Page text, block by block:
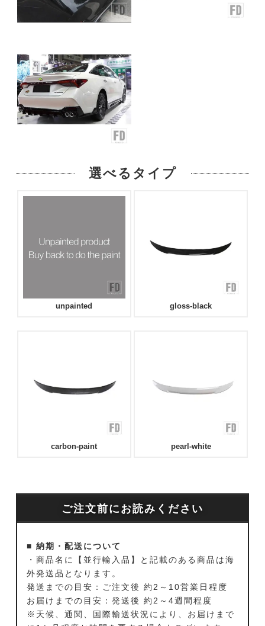
選べるタイプ
unpainted gloss-black
carbon-paint pearl-white
ご注文前にお読みください
■ 納期・配送について
・商品名に【並行輸入品】と記載のある商品は海
外発送品となります。
発送までの目安：ご注文後 約2～10営業日程度
お届けまでの目安：発送後 約2～4週間程度
※天候、通関、国際輸送状況により、お届けまで